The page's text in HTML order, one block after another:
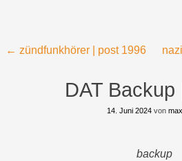
Beitragsnavigation
← zündfunkhörer | post 1996
DAT Backup
14. Juni 2024von
backup